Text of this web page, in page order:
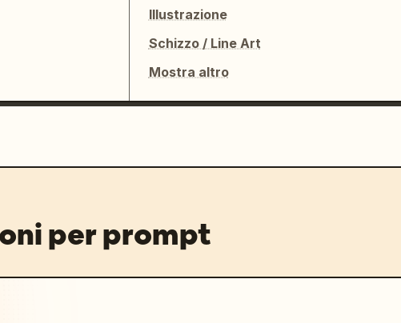
Illustrazione
Schizzo / Line Art
Mostra altro
per prompt